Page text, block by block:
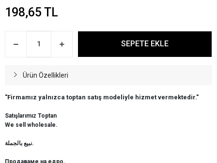
198,65 TL
SEPETE EKLE
Ürün Özellikleri
"Firmamız yalnızca toptan satış modeliyle hizmet vermektedir."
Satışlarımız Toptan
We sell wholesale.
نبيع بالجملة.
Продаваме на едро.